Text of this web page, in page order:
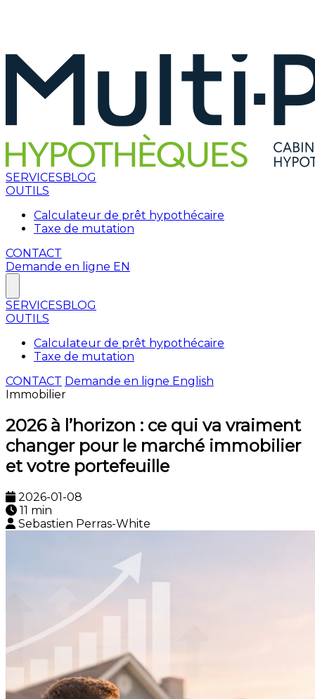
SERVICESBLOG
OUTILS
Calculateur de prêt hypothécaire
Taxe de mutation
CONTACT
Demande en ligne EN
SERVICESBLOG
OUTILS
Calculateur de prêt hypothécaire
Taxe de mutation
CONTACT Demande en ligne English
Immobilier
2026 à l’horizon : ce qui va vraiment
changer pour le marché immobilier
et votre portefeuille
2026-01-08
11 min
Sebastien Perras-White